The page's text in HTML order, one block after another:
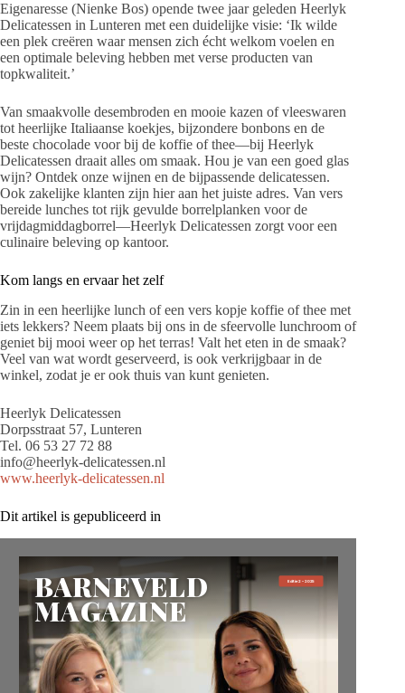
Eigenaresse (Nienke Bos) opende twee jaar geleden Heerlyk
Delicatessen in Lunteren met een duidelijke visie: ‘Ik wilde
een plek creëren waar mensen zich écht welkom voelen en
een optimale beleving hebben met verse producten van
topkwaliteit.’
Van smaakvolle desembroden en mooie kazen of vleeswaren
tot heerlijke Italiaanse koekjes, bijzondere bonbons en de
beste chocolade voor bij de koffie of thee—bij Heerlyk
Delicatessen draait alles om smaak. Hou je van een goed glas
wijn? Ontdek onze wijnen en de bijpassende delicatessen.
Ook zakelijke klanten zijn hier aan het juiste adres. Van vers
bereide lunches tot rijk gevulde borrelplanken voor de
vrijdagmiddagborrel—Heerlyk Delicatessen zorgt voor een
culinaire beleving op kantoor.
Kom langs en ervaar het zelf
Zin in een heerlijke lunch of een vers kopje koffie of thee met
iets lekkers? Neem plaats bij ons in de sfeervolle lunchroom of
geniet bij mooi weer op het terras! Valt het eten in de smaak?
Veel van wat wordt geserveerd, is ook verkrijgbaar in de
winkel, zodat je er ook thuis van kunt genieten.
Heerlyk Delicatessen
Dorpsstraat 57, Lunteren
Tel. 06 53 27 72 88
info@heerlyk-delicatessen.nl
www.heerlyk-delicatessen.nl
Dit artikel is gepubliceerd in